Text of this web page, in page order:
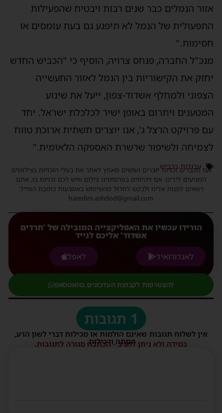
אזור הנמלים כבר שנים רבות ויבטיח שהפעילות
התפעולית של הנמל לא תיפגע גם בעת עומסים או
חסימות."
מנכ"ל החברה, פנחס צרויה, הוסיף כי "הכביש החדש
יחזק את הקישוריות בין הנמל לאזור התעשייה
הצפוני ולמחלף אשדוד-צפון, ייעל את שינוע
המטענים ויתרום באופן ישיר לכלכלת ישראל. יחד
עם פרויקט הרצל ג', אנו יוצרים תשתית ארוכת טווח
לצמיחה ולשיפור שרשרת האספקה הלאומית."
עבודות בכביש
אנו מכבדים זכויות יוצרים ועושים מאמץ לאתר את בעלי הזכויות בצילומים
המגיעים לידינו. אם זיהיתים בפרסומינו צילום שיש לכם זכויות בו, אתם
רשאים לפנות אלינו ולבקש לחדול מהשימוש באמצעות כתובת המייל:
haredim.ashdod@gmail.com
הורידו עכשיו את האפליקצייה המובילה של 'חרדים
אשדוד' אליכם לנייד
לאנדורואיד
לאפל
להצטרפות לקבוצת העדכונים בוואטסאפ
1 תגובות
אין לשלוח תגובות שאינם הולמות או מכילות דברי לשון הרע,
הסתה ורכילות.
במידה ולא ניתן להגיב - הכתבה סגורה לתגובות.